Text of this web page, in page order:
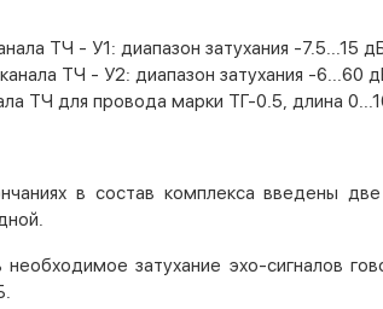
ТЧ - У1: диапазон затухания -7.5...15
ТЧ - У2: диапазон затухания -6...60
ТЧ для провода марки ТГ-0.5, длина
в состав комплекса введены
необходимое затухание эхо-сигналов